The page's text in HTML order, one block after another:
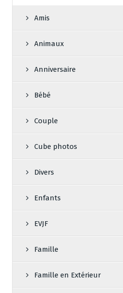
Amis
Animaux
Anniversaire
Bébé
Couple
Cube photos
Divers
Enfants
EVJF
Famille
Famille en Extérieur